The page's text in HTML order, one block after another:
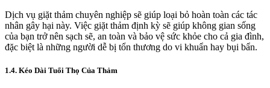
Dịch vụ giặt thảm chuyên nghiệp sẽ giúp loại bỏ hoàn toàn các tác
nhân gây hại này. Việc giặt thảm định kỳ sẽ giúp không gian sống
của bạn trở nên sạch sẽ, an toàn và bảo vệ sức khỏe cho cả gia đình,
đặc biệt là những người dễ bị tổn thương do vi khuẩn hay bụi bẩn.
1.4. Kéo Dài Tuổi Thọ Của Thảm